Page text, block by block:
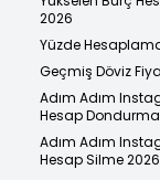
2026
Yüzde
Geçmiş Döviz
Adım Adım
Hesap
Adım Adım
Hesap Silme 2026